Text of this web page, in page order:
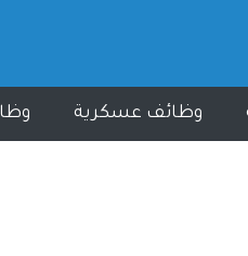
وظائف عسكرية